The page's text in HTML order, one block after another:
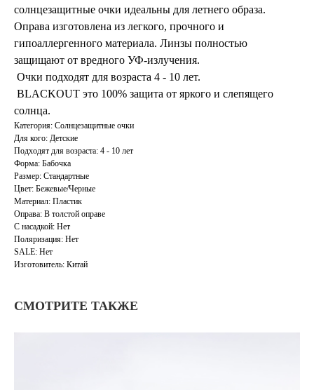
солнцезащитные очки идеальны для летнего образа.
Оправа изготовлена из легкого, прочного и
гипоаллергенного материала. Линзы полностью
защищают от вредного УФ-излучения.
Очки подходят для возраста 4 - 10 лет.
BLACKOUT это 100% защита от яркого и слепящего
солнца.
Категория: Солнцезащитные очки
Для кого: Детские
Подходят для возраста: 4 - 10 лет
Форма: Бабочка
Размер: Стандартные
Цвет: Бежевые/Черные
Материал: Пластик
Оправа: В толстой оправе
С насадкой: Нет
Поляризация: Нет
SALE: Нет
Изготовитель: Китай
СМОТРИТЕ ТАКЖЕ